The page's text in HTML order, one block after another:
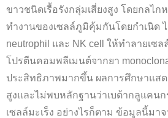
ขาวชนิดเรื้อรังกลุ่มเสี่ยงสูง โดยกลไ
ทำงานของเซลล์ภูมิคุ้มกันโดยกำเนิด ไ
neutrophil และ NK cell ให้ทำลายเซล
โปรตีนคอมพลีเมนต์จากยา
ประสิทธิภาพมากขึ้น ผลการศึกษาแส
สูงและไม่พบหลักฐานว่าเบต้ากลูแคน
เซลล์มะเร็ง อย่างไรก็ตาม ข้อมูลนี้มา